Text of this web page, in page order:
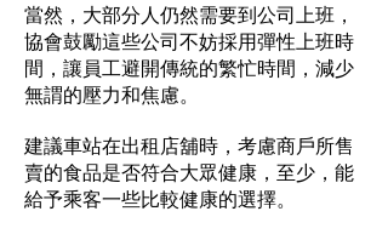
當然，大部分人仍然需要到公司上班，
協會鼓勵這些公司不妨採用彈性上班時
間，讓員工避開傳統的繁忙時間，減少
無謂的壓力和焦慮。
建議車站在出租店舖時，考慮商戶所售
賣的食品是否符合大眾健康，至少，能
給予乘客一些比較健康的選擇。